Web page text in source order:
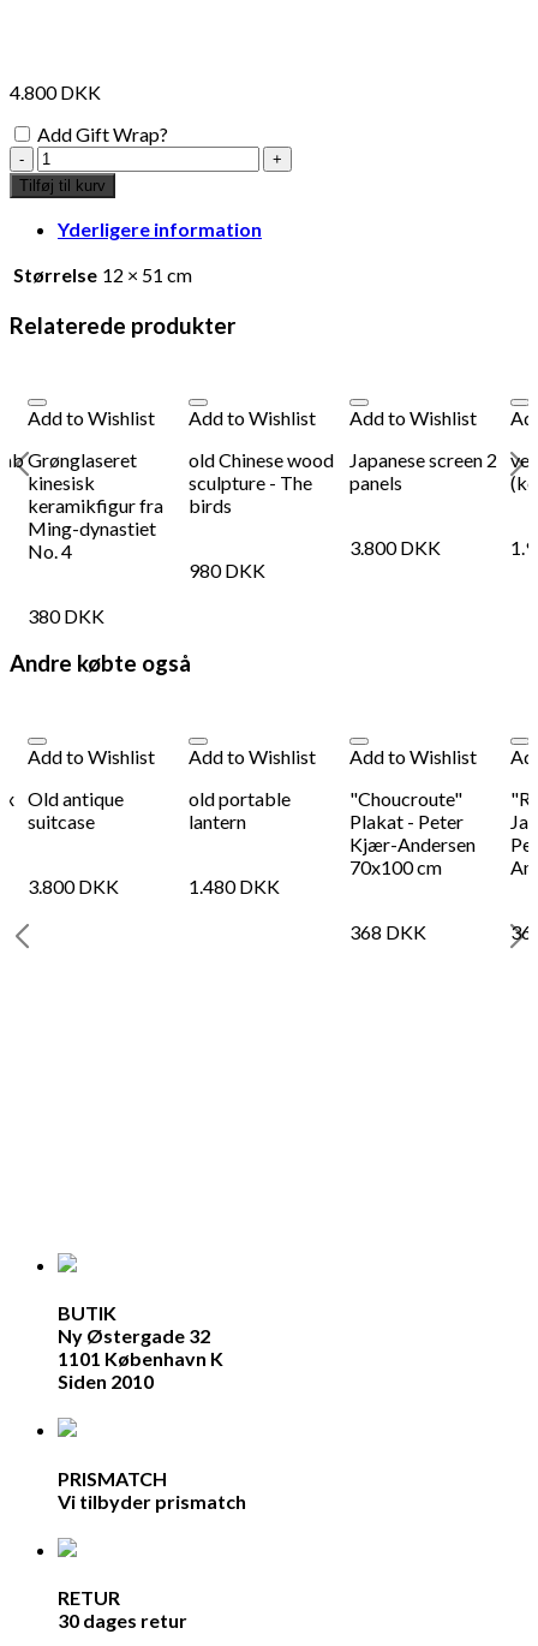
4.800DKK
Add Gift Wrap?
Træskulptur
antal
Tilføj til kurv
Yderligere information
Størrelse 12 × 51 cm
Relaterede produkter
Add to Wishlist
Grønglaseret
kinesisk
keramikfigur fra
Ming-dynastiet
No. 4
380DKK
Add to Wishlist
old Chinese wood
sculpture - The
birds
980DKK
Add to Wishlist
Japanese screen 2
panels
3.800DKK
Andre købte også
x
Add to Wishlist
Old antique
suitcase
3.800DKK
Add to Wishlist
old portable
lantern
1.480DKK
Add to Wishlist
"Choucroute"
Plakat - Peter
Kjær-Andersen
70x100 cm
368 DKK
BUTIK
Ny Østergade 32
1101 København K
Siden 2010
PRISMATCH
Vi tilbyder prismatch
RETUR
30 dages retur